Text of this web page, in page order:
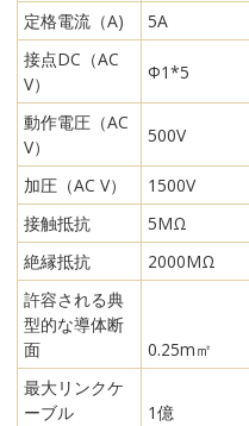
定格電流（A)
5A
接点DC（AC
V）
Φ1*5
動作電圧（AC
V）
500V
加圧（AC V）
1500V
接触抵抗
5MΩ
絶縁抵抗
2000MΩ
許容される典
型的な導体断
面
0.25m㎡
最大リンクケ
ーブル
1億